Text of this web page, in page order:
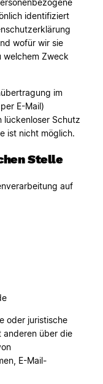
identifiziert
wofür wir sie
welchem Zweck
im
E-Mail)
lückenloser Schutz
ist nicht möglich.
Stelle
auf
oder juristische
anderen über die
E-Mail-